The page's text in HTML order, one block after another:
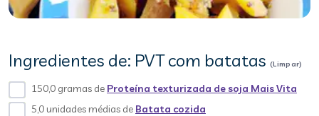
Ingredientes de: PVT com batatas (Limpar)
150,0 gramas de Proteína texturizada de soja Mais Vita
5,0 unidades médias de Batata cozida